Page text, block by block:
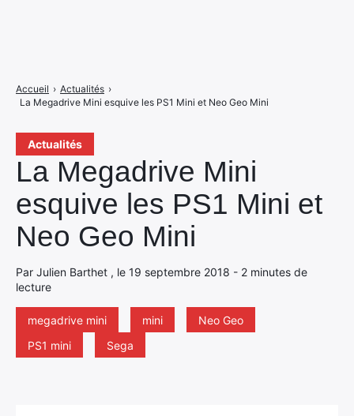
Actualités
La Megadrive Mini
esquive les PS1 Mini et
Neo Geo Mini
Par Julien Barthet , le 19 septembre 2018 - 2 minutes de
lecture
megadrive mini mini
Neo Geo
PS1 mini
Sega
Accueil › Actualités ›
La Megadrive Mini esquive les PS1 Mini et Neo Geo Mini